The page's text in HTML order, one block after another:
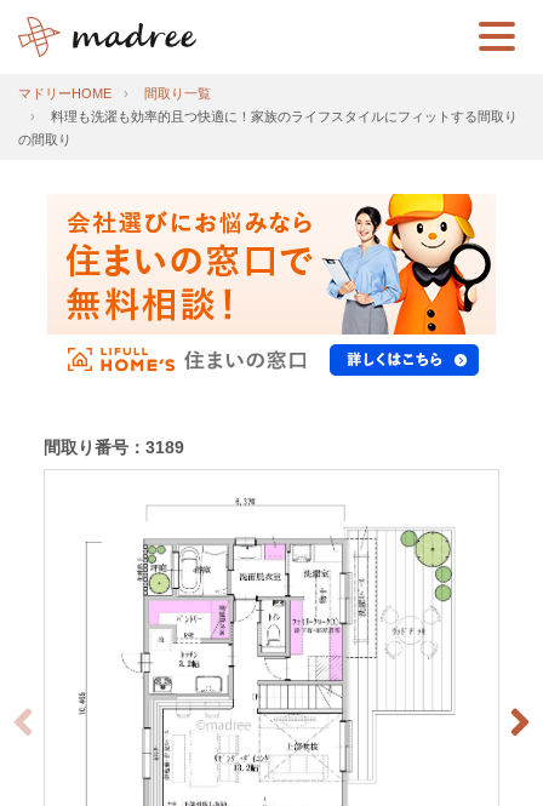
マドリーHOME
間取り一覧
料理も洗濯も効率的且つ快適に！家族のライフスタイルにフィットする間取り
の間取り
間取り番号：3189